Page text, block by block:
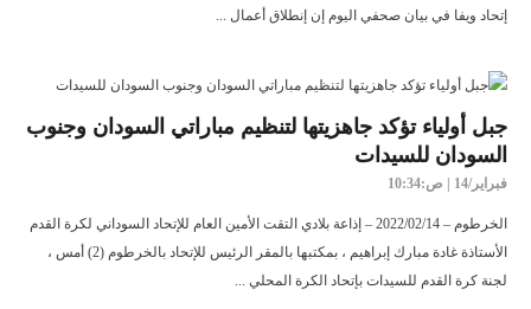
إتحاد ويفا في بيان صحفي اليوم إن إنطلاق أعمال ...
جبل أولياء تؤكد جاهزيتها لتنظيم مباراتي السودان وجنوب
السودان للسيدات
فبراير/14 | ص:10:34
الخرطوم – 2022/02/14 – إذاعة بلادي التقت الأمين العام للإتحاد السوداني لكرة القدم
الأستاذة غادة مبارك إبراهيم ، بمكتبها بالمقر الرئيس للإتحاد بالخرطوم (2) أمس ،
لجنة كرة القدم للسيدات بإتحاد الكرة المحلي ...